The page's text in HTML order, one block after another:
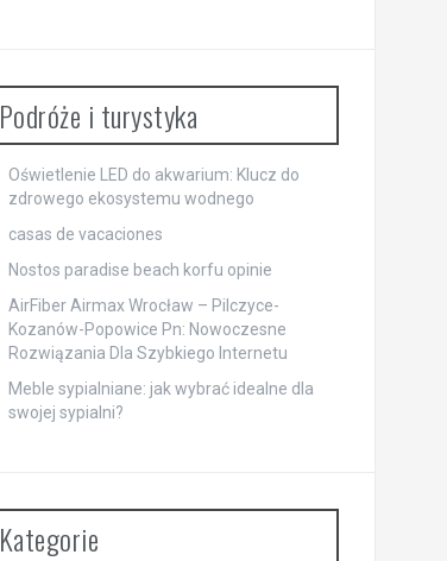
Podróże i turystyka
Oświetlenie LED do akwarium: Klucz do
zdrowego ekosystemu wodnego
casas de vacaciones
Nostos paradise beach korfu opinie
AirFiber Airmax Wrocław – Pilczyce-
Kozanów-Popowice Pn: Nowoczesne
Rozwiązania Dla Szybkiego Internetu
Meble sypialniane: jak wybrać idealne dla
swojej sypialni?
Kategorie